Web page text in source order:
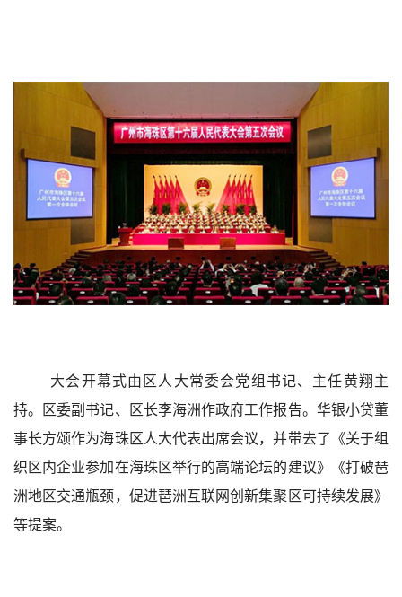
大会开幕式由区人大常委会党组书记、主任黄翔主
持。区委副书记、区长李海洲作政府工作报告。华银小贷董
事长方颂作为海珠区人大代表出席会议，并带去了《关于组
织区内企业参加在海珠区举行的高端论坛的建议》《打破琶
洲地区交通瓶颈，促进琶洲互联网创新集聚区可持续发展》
等提案。